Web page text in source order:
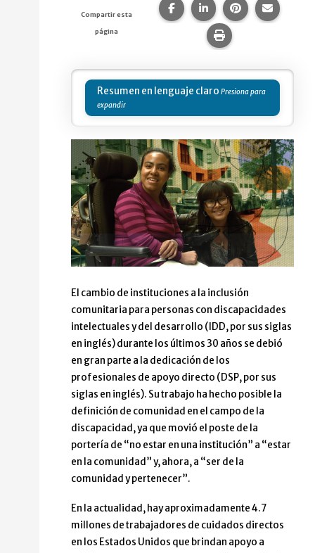
Compartir esta
página
Compartir esta página en
Compartir esta
Compartir
Imprime esta
Resumen en lenguaje claro
El cambio de instituciones a la inclusión
comunitaria para personas con discapacidades
intelectuales y del desarrollo (IDD, por sus siglas
en inglés) durante los últimos 30 años se debió
en gran parte a la dedicación de los
profesionales de apoyo directo (DSP, por sus
siglas en inglés). Su trabajo ha hecho posible la
definición de comunidad en el campo de la
discapacidad, ya que movió el poste de la
portería de “no estar en una institución” a “estar
en la comunidad” y, ahora, a “ser de la
comunidad y pertenecer”.
En la actualidad, hay aproximadamente 4.7
millones de trabajadores de cuidados directos
en los Estados Unidos que brindan apoyo a